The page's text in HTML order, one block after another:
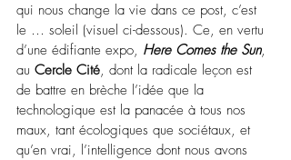
qui nous change la vie dans ce post, c’est
le … soleil (visuel ci-dessous). Ce, en vertu
d’une édifiante expo, Here Comes the Sun,
au Cercle Cité, dont la radicale leçon est
de battre en brèche l’idée que la
technologique est la panacée à tous nos
maux, tant écologiques que sociétaux, et
qu’en vrai, l’intelligence dont nous avons